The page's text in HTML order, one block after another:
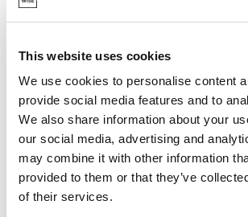
This website uses cookies
We use cookies to personalise content
provide social media features and to
We also share information about your
our social media, advertising and
may combine it with other information
provided to them or that they’ve
of their services.
ET LE BOIS.
SPÉCIFICATIONS